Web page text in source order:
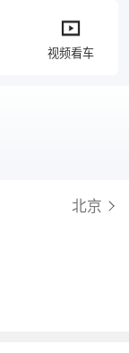
视频看车
北京